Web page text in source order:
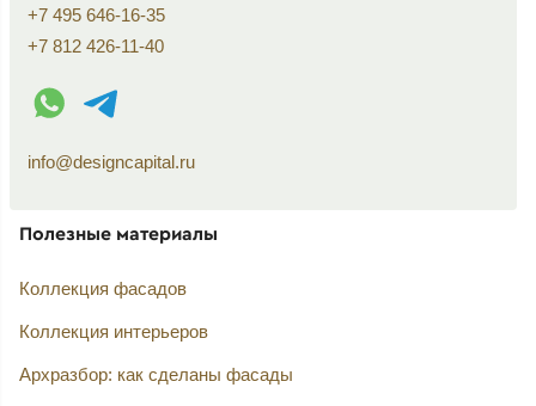
+7 495 646-16-35
+7 812 426-11-40
WhatsApp контакт
Telegram контакт
info@designcapital.ru
Полезные материалы
Коллекция фасадов
Коллекция интерьеров
Архразбор: как сделаны фасады